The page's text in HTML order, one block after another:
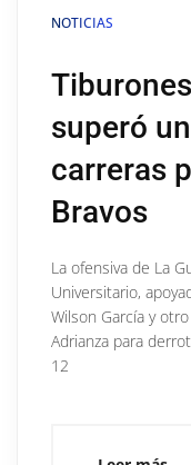
NOTICIAS
superó
carreras
Bravos
La ofensiva de La
Universitario,
Wilson García y
Adrianza para
12